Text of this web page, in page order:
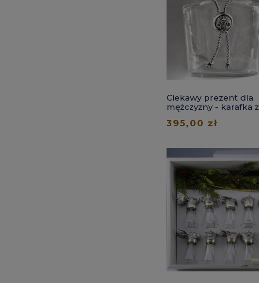
Ciekawy prezent dla
mężczyzny - karafka z
395,00 zł